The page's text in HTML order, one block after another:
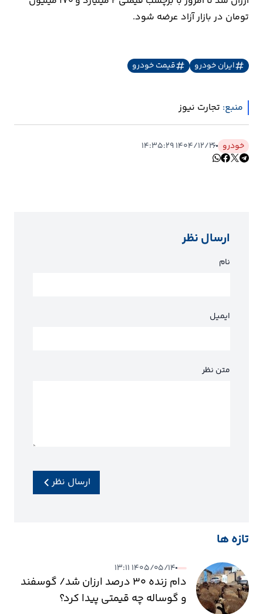
تومان در بازار آزاد عرضه شود.
ایران خودرو قیمت خودرو
منبع: تجارت نیوز
خودرو ۱۴۰۴/۱۲/۲۶ ۱۴:۳۵:۲۹
ارسال نظر
نام
ایمیل
متن نظر
ارسال نظر
تازه ها
۱۴۰۵/۰۵/۱۴ ۱۳:۱۱
دام زنده ۳۰ درصد ارزان شد/ گوسفند
و گوساله چه قیمتی پیدا کرد؟